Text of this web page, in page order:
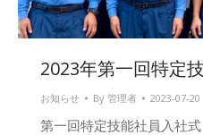
2023年第一回特定
お知らせ By 管理者 2023-07-20
第一回特定技能社員入社